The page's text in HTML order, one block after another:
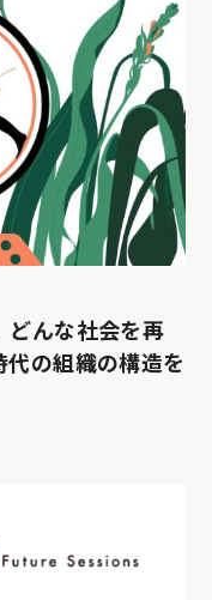
どんな社会を再
の組織の構造を